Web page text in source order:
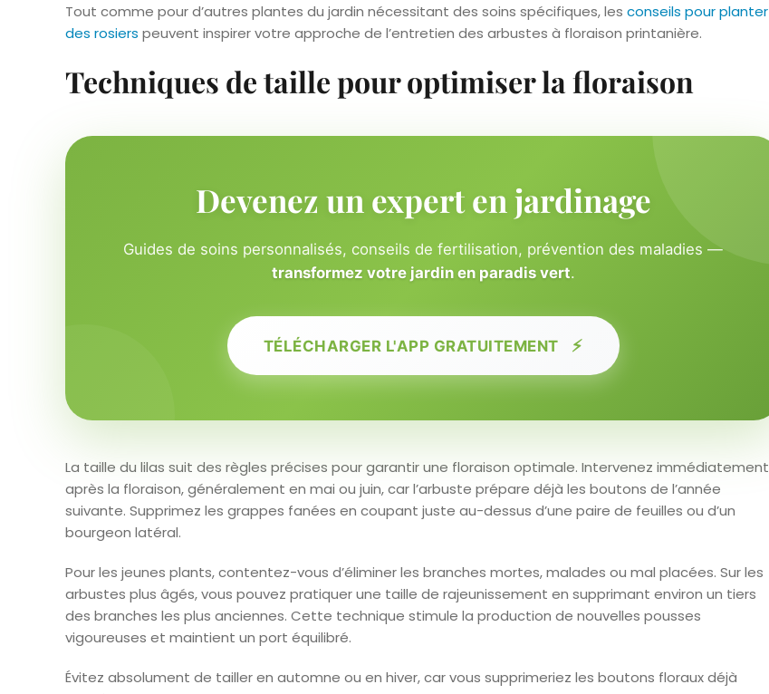
Tout comme pour d’autres plantes du jardin nécessitant des soins spécifiques, les conseils pour planter
des rosiers peuvent inspirer votre approche de l’entretien des arbustes à floraison printanière.
Techniques de taille pour optimiser la floraison
Devenez un expert en jardinage
Guides de soins personnalisés, conseils de fertilisation, prévention des maladies —
transformez votre jardin en paradis vert.
TÉLÉCHARGER L'APP GRATUITEMENT ⚡
La taille du lilas suit des règles précises pour garantir une floraison optimale. Intervenez immédiatement
après la floraison, généralement en mai ou juin, car l’arbuste prépare déjà les boutons de l’année
suivante. Supprimez les grappes fanées en coupant juste au-dessus d’une paire de feuilles ou d’un
bourgeon latéral.
Pour les jeunes plants, contentez-vous d’éliminer les branches mortes, malades ou mal placées. Sur les
arbustes plus âgés, vous pouvez pratiquer une taille de rajeunissement en supprimant environ un tiers
des branches les plus anciennes. Cette technique stimule la production de nouvelles pousses
vigoureuses et maintient un port équilibré.
Évitez absolument de tailler en automne ou en hiver, car vous supprimeriez les boutons floraux déjà